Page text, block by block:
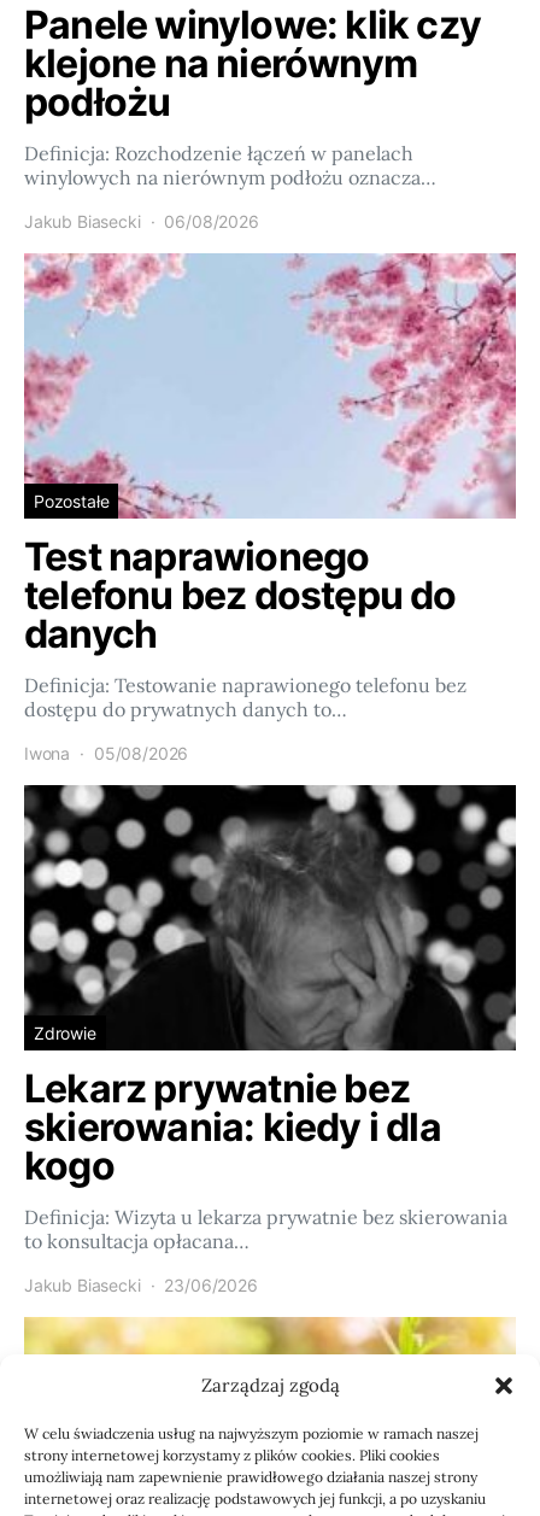
Zarządzaj zgodą
W celu świadczenia usług na najwyższym poziomie w ramach naszej
strony internetowej korzystamy z plików cookies. Pliki cookies
umożliwiają nam zapewnienie prawidłowego działania naszej strony
internetowej oraz realizację podstawowych jej funkcji, a po uzyskaniu
Panele winylowe: klik czy
klejone na nierównym
podłożu
Definicja: Rozchodzenie łączeń w panelach
winylowych na nierównym podłożu oznacza…
Jakub Biasecki 06/08/2026
Pozostałe
Test naprawionego
telefonu bez dostępu do
danych
Definicja: Testowanie naprawionego telefonu bez
dostępu do prywatnych danych to…
Iwona 05/08/2026
Zdrowie
Lekarz prywatnie bez
skierowania: kiedy i dla
kogo
Definicja: Wizyta u lekarza prywatnie bez skierowania
to konsultacja opłacana…
Jakub Biasecki 23/06/2026